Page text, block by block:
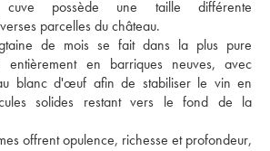
cuve possède une taille différente
parcelles du château.
de mois se fait dans la plus pure
entièrement en barriques neuves, avec
blanc d'œuf afin de stabiliser le vin en
solides restant vers le fond de la
offrent opulence, richesse et profondeur,